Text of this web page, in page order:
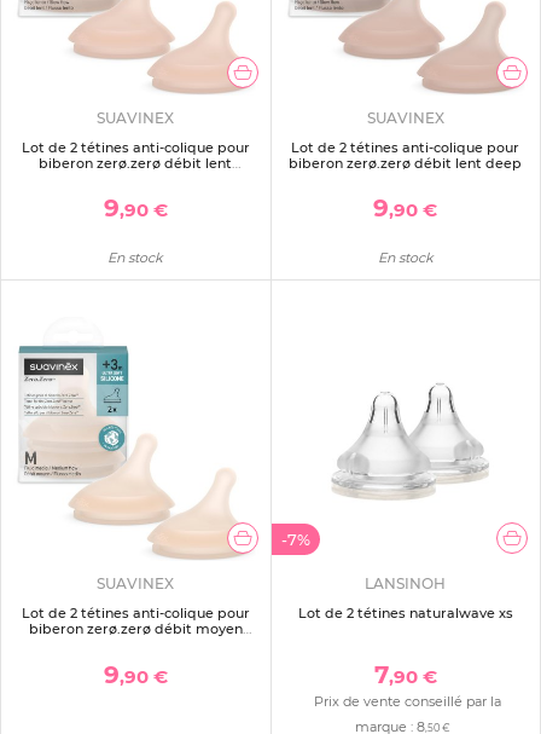
SUAVINEX
Lot de 2 tétines anti-colique pour
biberon zerø.zerø débit lent
9,90 €
En stock
SUAVINEX
Lot de 2 tétines anti-colique pour
biberon zerø.zerø débit lent deep
9,90 €
En stock
SUAVINEX
Lot de 2 tétines anti-colique pour
biberon zerø.zerø débit moyen
9,90 €
-7%
LANSINOH
Lot de 2 tétines naturalwave xs
7,90 €
Prix de vente conseillé par la
marque :8,50 €